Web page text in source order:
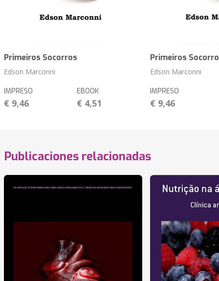
Primeiros Socorros
Edson Marconni
IMPRESO
€ 9,46
EBOOK
€ 4,51
Primeiros
Edson Marconni
IMPRESO
€ 9,46
Publicaciones relacionadas